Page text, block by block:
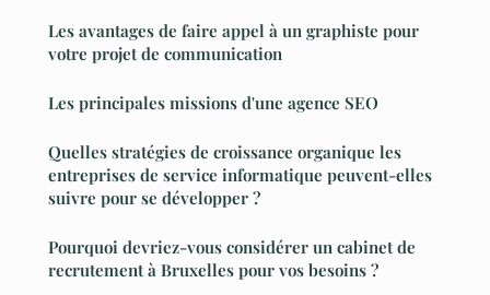
Les avantages de faire appel à un graphiste pour
votre projet de communication
Les principales missions d'une agence SEO
Quelles stratégies de croissance organique les
entreprises de service informatique peuvent-elles
suivre pour se développer ?
Pourquoi devriez-vous considérer un cabinet de
recrutement à Bruxelles pour vos besoins ?